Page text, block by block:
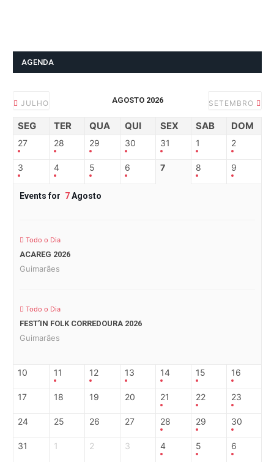
AGENDA
JULHO AGOSTO 2026 SETEMBRO
SEG TER QUA QUI SEX SAB DOM
27 28 29 30 31 1 2
3 4 5 6 7 8 9
Events for 7Agosto
Todo o Dia
ACAREG 2026
Guimarães
Todo o Dia
FEST’IN FOLK CORREDOURA 2026
Guimarães
10 11 12 13 14 15 16
17 18 19 20 21 22 23
24 25 26 27 28 29 30
31 1 2 3 4 5 6